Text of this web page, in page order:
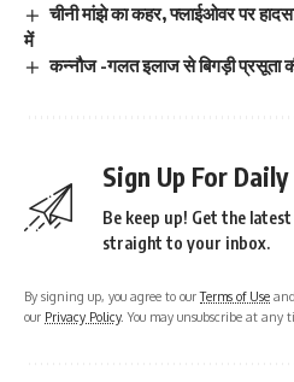
चीनी मांझे का कहर, फ्लाईओवर पर
में
कन्नौज -गलत इलाज से बिगड़ी प्रसूता
Sign Up For
Be keep up! Get the
straight to your inbox.
By signing up, you agree to ourTerms of Use
our Privacy Policy. You may unsubscribe at any